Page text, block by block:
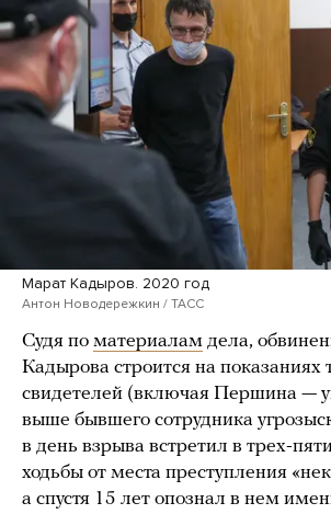
Марат Кадыров. 2020 год
Антон Новодережкин / ТАСС
Судя по материалам дела,
Кадырова строится на показаниях
свидетелей (включая Першина —
выше бывшего сотрудника
в день взрыва встретил в трех-
ходьбы от места преступления
а спустя 15 лет опознал в нем